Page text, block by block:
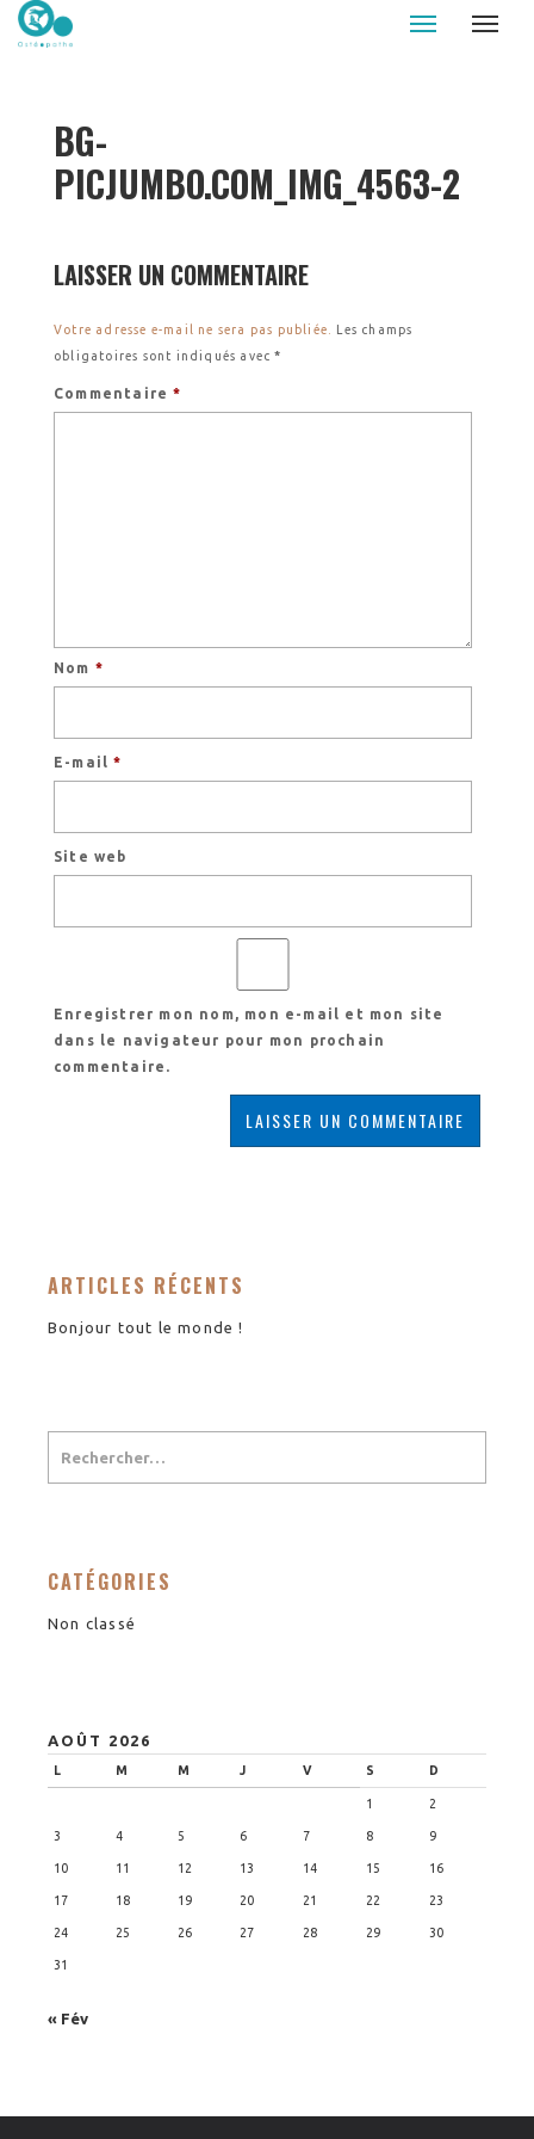
BG-
PICJUMBO.COM_IMG_4563-2
LAISSER UN COMMENTAIRE
Votre adresse e-mail ne sera pas publiée.
Les champs
obligatoires sont indiqués avec*
Commentaire*
Nom *
E-mail*
Site web
Enregistrer mon nom, mon e-mail et mon site
dans le navigateur pour mon prochain
commentaire.
ARTICLES RÉCENTS
Bonjour tout le monde !
CATÉGORIES
Non classé
AOÛT 2026
L M M J V S D
1 2
3 4 5 6 7 8 9
10 11 12 13 14 15 16
17 18 19 20 21 22 23
24 25 26 27 28 29 30
31
« Fév